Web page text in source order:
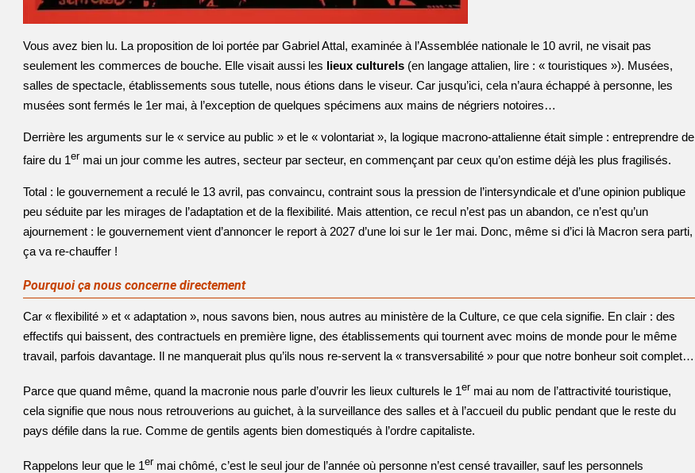
Vous avez bien lu. La proposition de loi portée par Gabriel Attal, examinée à l’Assemblée nationale le 10 avril, ne visait pas
seulement les commerces de bouche. Elle visait aussi les lieux culturels (en langage attalien, lire : « touristiques »). Musées,
salles de spectacle, établissements sous tutelle, nous étions dans le viseur. Car jusqu’ici, cela n’aura échappé à personne, les
musées sont fermés le 1er mai, à l’exception de quelques spécimens aux mains de négriers notoires…
Derrière les arguments sur le « service au public » et le « volontariat », la logique macrono-attalienne était simple : entreprendre de
faire du 1er mai un jour comme les autres, secteur par secteur, en commençant par ceux qu’on estime déjà les plus fragilisés.
Total : le gouvernement a reculé le 13 avril, pas convaincu, contraint sous la pression de l’intersyndicale et d’une opinion publique
peu séduite par les mirages de l’adaptation et de la flexibilité. Mais attention, ce recul n’est pas un abandon, ce n’est qu’un
ajournement : le gouvernement vient d’annoncer le report à 2027 d’une loi sur le 1er mai. Donc, même si d’ici là Macron sera parti,
ça va re-chauffer !
Pourquoi ça nous concerne directement
Car « flexibilité » et « adaptation », nous savons bien, nous autres au ministère de la Culture, ce que cela signifie. En clair : des
effectifs qui baissent, des contractuels en première ligne, des établissements qui tournent avec moins de monde pour le même
travail, parfois davantage. Il ne manquerait plus qu’ils nous re-servent la « transversabilité » pour que notre bonheur soit complet…
Parce que quand même, quand la macronie nous parle d’ouvrir les lieux culturels le 1er mai au nom de l’attractivité touristique,
cela signifie que nous nous retrouverions au guichet, à la surveillance des salles et à l’accueil du public pendant que le reste du
pays défile dans la rue. Comme de gentils agents bien domestiqués à l’ordre capitaliste.
Rappelons leur que le 1er mai chômé, c’est le seul jour de l’année où personne n’est censé travailler, sauf les personnels